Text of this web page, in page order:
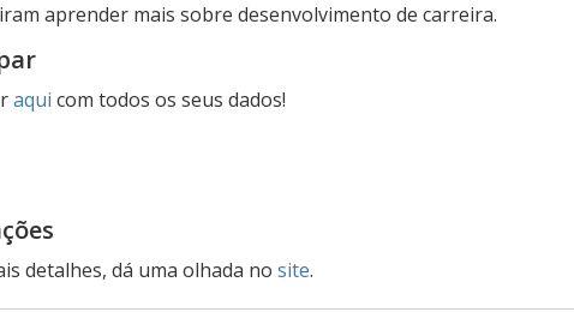
aprender mais sobre desenvolvimento de carreira.
aqui com todos os seus dados!
detalhes, dá uma olhada no site.